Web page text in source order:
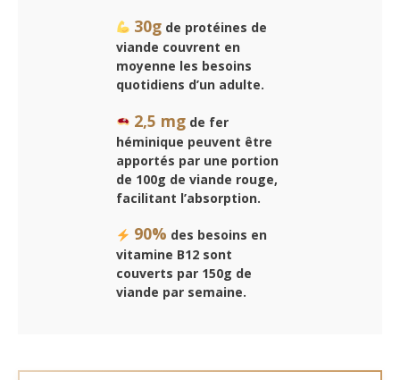
30gde protéines de
viande couvrent en
moyenne les besoins
quotidiens d’un adulte.
2,5 mgde fer
héminique peuvent être
apportés par une portion
de 100g de viande rouge,
facilitant l’absorption.
90% des besoins en
vitamine B12 sont
couverts par 150g de
viande par semaine.